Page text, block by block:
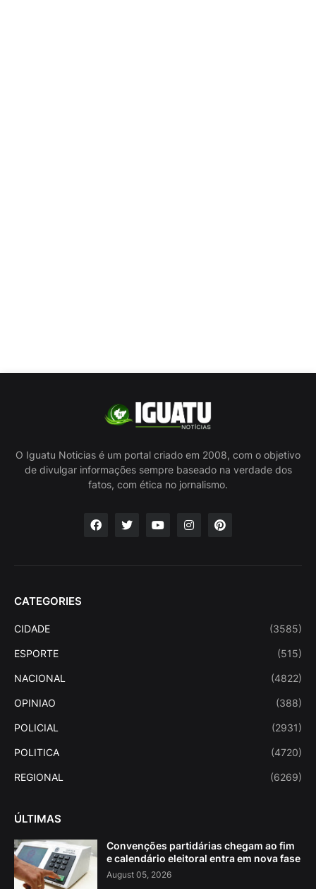
O Iguatu Noticias é um portal criado em 2008, com o objetivo
de divulgar informações sempre baseado na verdade dos
fatos, com ética no jornalismo.
CATEGORIES
CIDADE (3585)
ESPORTE (515)
NACIONAL (4822)
OPINIAO (388)
POLICIAL (2931)
POLITICA (4720)
REGIONAL (6269)
ÚLTIMAS
Convenções partidárias chegam ao fim
e calendário eleitoral entra em nova fase
August 05, 2026